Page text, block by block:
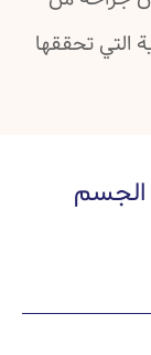
التي تحققها
الجسم